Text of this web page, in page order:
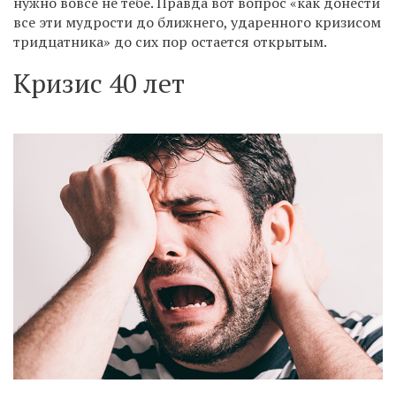
все эти мудрости до ближнего, ударенного кризисом
тридцатника» до сих пор остается открытым.
Кризис 40 лет